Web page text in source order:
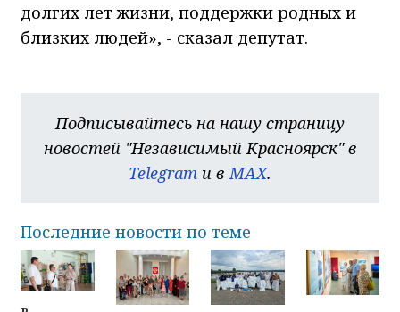
долгих лет жизни, поддержки родных и
близких людей», - сказал депутат.
Подписывайтесь на нашу страницу
новостей "Независимый Красноярск" в
Telegram и вMAX.
Последние новости по теме